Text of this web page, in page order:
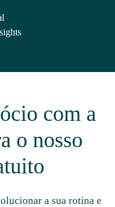
com a
o nosso
a sua rotina e